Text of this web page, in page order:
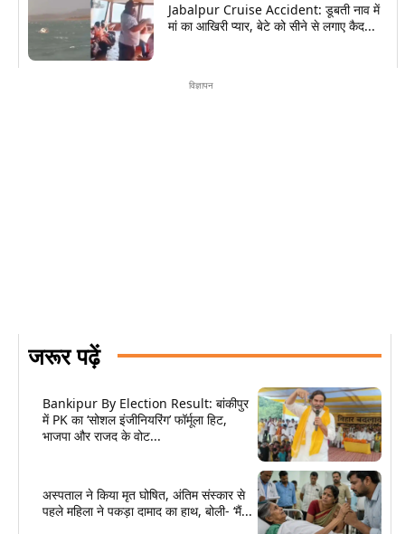
Jabalpur Cruise Accident: डूबती नाव में
मां का आखिरी प्यार, बेटे को सीने से लगाए कैद...
विज्ञापन
जरूर पढ़ें
Bankipur By Election Result: बांकीपुर
में PK का ‘सोशल इंजीनियरिंग’ फॉर्मूला हिट,
भाजपा और राजद के वोट...
अस्पताल ने किया मृत घोषित, अंतिम संस्कार से
पहले महिला ने पकड़ा दामाद का हाथ, बोली- ‘मैं...